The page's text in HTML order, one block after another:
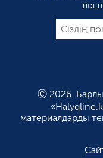
Ⓒ 2026.
материалдарды